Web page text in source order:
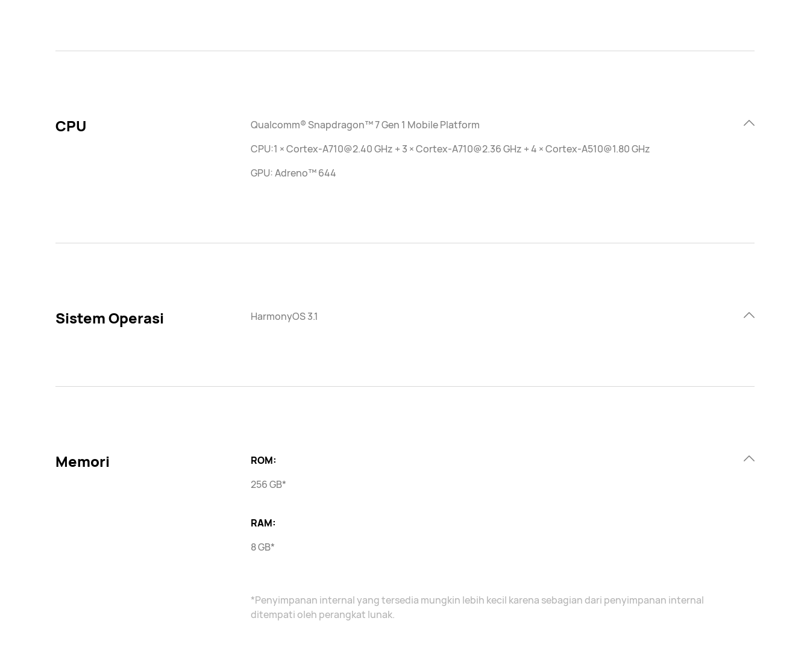
CPU
Qualcomm® Snapdragon™ 7 Gen 1 Mobile Platform
CPU:1 × Cortex-A710@2.40 GHz + 3 × Cortex-A710@2.36 GHz + 4 × Cortex-A510@1.80 GHz
GPU: Adreno™ 644
Sistem Operasi HarmonyOS 3.1
Memori
ROM:
256 GB*
RAM:
8 GB*
*Penyimpanan internal yang tersedia mungkin lebih kecil karena sebagian dari penyimpanan internal
ditempati oleh perangkat lunak.